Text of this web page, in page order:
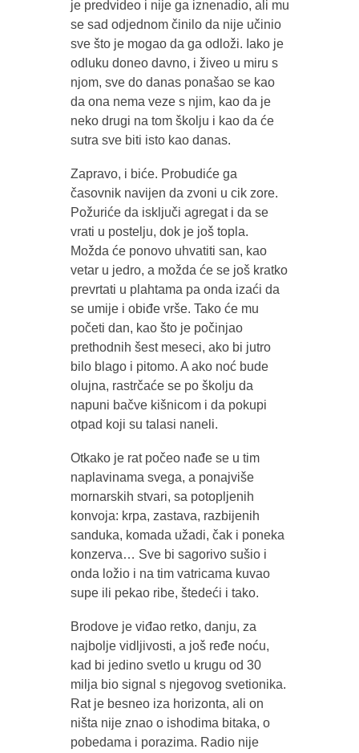
je predvideo i nije ga iznenadio, ali mu
se sad odjednom činilo da nije učinio
sve što je mogao da ga odloži. Iako je
odluku doneo davno, i živeo u miru s
njom, sve do danas ponašao se kao
da ona nema veze s njim, kao da je
neko drugi na tom školju i kao da će
sutra sve biti isto kao danas.
Zapravo, i biće. Probudiće ga
časovnik navijen da zvoni u cik zore.
Požuriće da isključi agregat i da se
vrati u postelju, dok je još topla.
Možda će ponovo uhvatiti san, kao
vetar u jedro, a možda će se još kratko
prevrtati u plahtama pa onda izaći da
se umije i obiđe vrše. Tako će mu
početi dan, kao što je počinjao
prethodnih šest meseci, ako bi jutro
bilo blago i pitomo. A ako noć bude
olujna, rastrčaće se po školju da
napuni bačve kišnicom i da pokupi
otpad koji su talasi naneli.
Otkako je rat počeo nađe se u tim
naplavinama svega, a ponajviše
mornarskih stvari, sa potopljenih
konvoja: krpa, zastava, razbijenih
sanduka, komada užadi, čak i poneka
konzerva… Sve bi sagorivo sušio i
onda ložio i na tim vatricama kuvao
supe ili pekao ribe, štedeći i tako.
Brodove je viđao retko, danju, za
najbolje vidljivosti, a još ređe noću,
kad bi jedino svetlo u krugu od 30
milja bio signal s njegovog svetionika.
Rat je besneo iza horizonta, ali on
ništa nije znao o ishodima bitaka, o
pobedama i porazima. Radio nije